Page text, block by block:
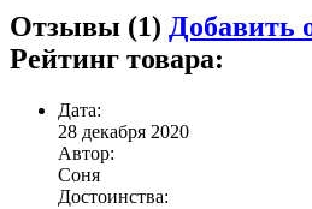
Отзывы (1) Добавить
Рейтинг товара:
Дата:
28 декабря 2020
Автор:
Соня
Достоинства: